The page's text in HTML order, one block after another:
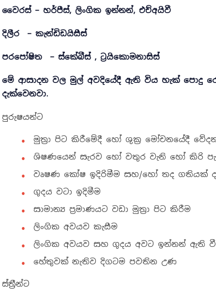
වෛරස් – හර්පීස්, ලිංගික ඉන්නන්, එච්අයිවී
දිලීර – කැන්ඩිඩයිසීස්
පරපෝෂිත – ස්කේබීස් , ට්‍රයිකොමනාසිස්
මේ ආසාදන වල මුල් අවදියේදී ඇති විය හැක්
දැක්වෙනවා.
පුරුෂයන්ට
මුත්‍රා පිට කිරීමේදී හෝ ශුක්‍ර මෝචනයේදී
ශිෂණයෙන් සැරව හෝ වතුර වැනි හෝ කිරි
වෘෂණ කෝෂ ඉදිරිමීම සහ/හෝ තද ගතියක්
ගුදය වටා ඉදිමීම
සාමාන්‍ය ප්‍රමාණයට වඩා මුත්‍රා පිට කිරීම
ලිංගික අවයව කැසීම
ලිංගික අවයව සහ ගුදය අවට ඉන්නන් ඇති
හේතුවක් නැතිව දිගටම පවතින උණ
ස්ත්‍රීන්ට